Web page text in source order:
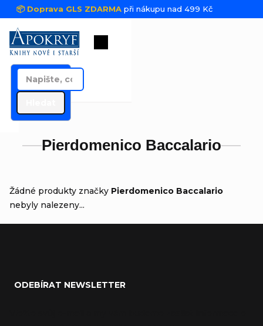
Přejít na obsah
📦 Doprava GLS ZDARMA při nákupu nad 499 Kč
Nákupní košík
Pierdomenico Baccalario
Žádné produkty značky Pierdomenico Baccalario
nebyly nalezeny...
ODEBÍRAT NEWSLETTER